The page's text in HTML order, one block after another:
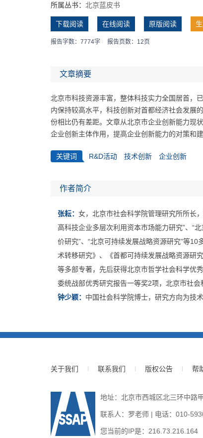
所属丛书： 北京蓝皮书
下载阅读 在线阅读 原版阅读
报告字数：7774字 报告页数：12页
文章摘要
北京市科技资源丰富，整体科技实力全国居首，
内保持较高水平，科技创新对首都经济社会发展
份相比仍有差距。文章从北京市企业创新能力现
企业创新主体作用，提高企业创新能力的对策和建
关键词 R&D活动 技术创新 企业创新
作者简介
张耘： 女，北京市社会科学院管理研究所所长
高科技企业多层次利用资本市场能力研究”、“
价研究”、“北京可持续发展战略资源研究”等
术转移研究》、《首都可持续发展战略资源研
等多部专著，先后获得北京市哲学社会科学优
委统战部优秀研究报告一等奖2项，北京市社会
钟少颖： 中国社会科学院博士，研究方向为技
关于我们 联系我们 版权公告 帮
地址：北京市西城区北三环中路
联系人：罗老师 | 电话：010-
您当前的IP是： 216.73.216.164